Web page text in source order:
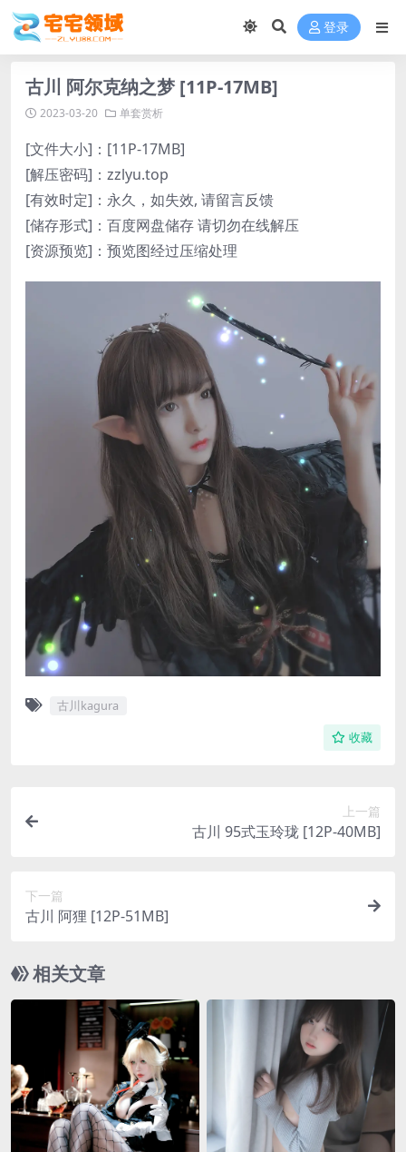
登录
古川 阿尔克纳之梦 [11P-17MB]
2023-03-20 单套赏析
[文件大小]：[11P-17MB]
[解压密码]：zzlyu.top
[有效时定]：永久，如失效, 请留言反馈
[储存形式]：百度网盘储存 请切勿在线解压
[资源预览]：预览图经过压缩处理
古川kagura
收藏
上一篇
古川 95式玉玲珑 [12P-40MB]
下一篇
古川 阿狸 [12P-51MB]
相关文章